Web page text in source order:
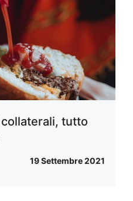
tutto
19 Settembre 2021